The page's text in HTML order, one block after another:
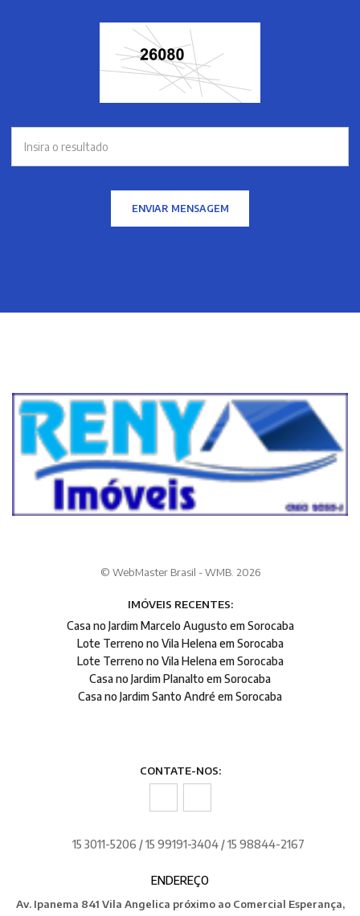
ENVIAR MENSAGEM
© WebMaster Brasil - WMB. 2026
IMÓVEIS RECENTES:
Casa no Jardim Marcelo Augusto em Sorocaba
Lote Terreno no Vila Helena em Sorocaba
Lote Terreno no Vila Helena em Sorocaba
Casa no Jardim Planalto em Sorocaba
Casa no Jardim Santo André em Sorocaba
CONTATE-NOS:
15 3011-5206 / 15 99191-3404 / 15 98844-2167
ENDEREÇO
Av. Ipanema 841 Vila Angelica próximo ao Comercial Esperança,